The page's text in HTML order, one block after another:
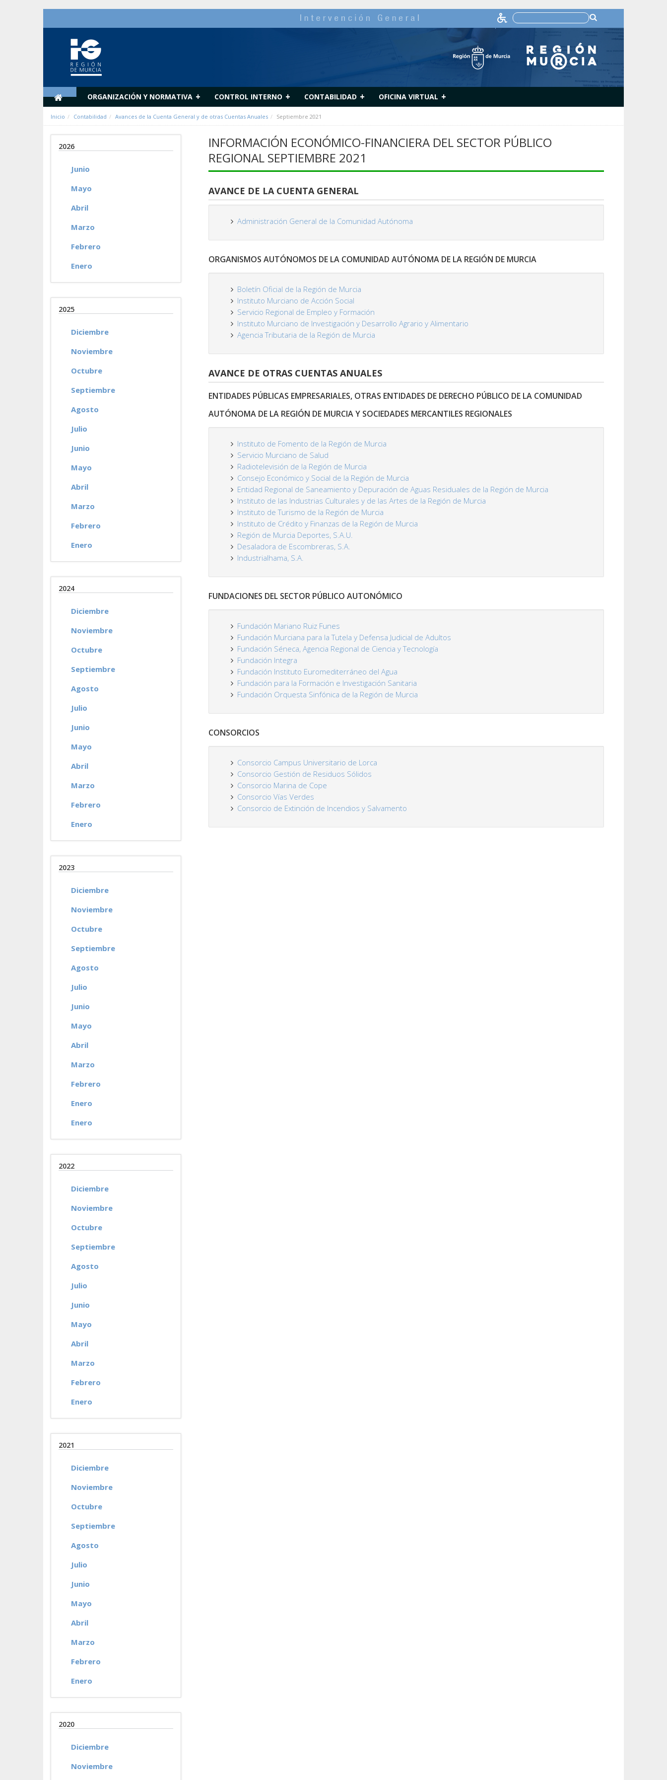
ORGANIZACIÓN Y NORMATIVA + CONTROL INTERNO + CONTABILIDAD + OFICINA VIRTUAL +
Inicio Contabilidad Avances de la Cuenta General y de otras Cuentas Anuales Septiembre 2021
2026
Junio
Mayo
Abril
Marzo
Febrero
Enero
2025
Diciembre
Noviembre
Octubre
Septiembre
Agosto
Julio
Junio
Mayo
Abril
Marzo
Febrero
Enero
2024
Diciembre
Noviembre
Octubre
Septiembre
Agosto
Julio
Junio
Mayo
Abril
Marzo
Febrero
Enero
2023
Diciembre
Noviembre
Octubre
Septiembre
Agosto
Julio
Junio
Mayo
Abril
Marzo
Febrero
Enero
Enero
2022
Diciembre
Noviembre
Octubre
Septiembre
Agosto
Julio
Junio
Mayo
Abril
Marzo
Febrero
Enero
2021
Diciembre
Noviembre
Octubre
Septiembre
Agosto
Julio
Junio
Mayo
Abril
Marzo
Febrero
Enero
2020
Diciembre
Noviembre
INFORMACIÓN ECONÓMICO-FINANCIERA DEL SECTOR PÚBLICO
REGIONAL SEPTIEMBRE 2021
AVANCE DE LA CUENTA GENERAL
Administración General de la Comunidad Autónoma
ORGANISMOS AUTÓNOMOS DE LA COMUNIDAD AUTÓNOMA DE LA REGIÓN DE MURCIA
Boletín Oficial de la Región de Murcia
Instituto Murciano de Acción Social
Servicio Regional de Empleo y Formación
Instituto Murciano de Investigación y Desarrollo Agrario y Alimentario
Agencia Tributaria de la Región de Murcia
AVANCE DE OTRAS CUENTAS ANUALES
ENTIDADES PÚBLICAS EMPRESARIALES, OTRAS ENTIDADES DE DERECHO PÚBLICO DE LA COMUNIDAD
AUTÓNOMA DE LA REGIÓN DE MURCIA Y SOCIEDADES MERCANTILES REGIONALES
Instituto de Fomento de la Región de Murcia
Servicio Murciano de Salud
Radiotelevisión de la Región de Murcia
Consejo Económico y Social de la Región de Murcia
Entidad Regional de Saneamiento y Depuración de Aguas Residuales de la Región de Murcia
Instituto de las Industrias Culturales y de las Artes de la Región de Murcia
Instituto de Turismo de la Región de Murcia
Instituto de Crédito y Finanzas de la Región de Murcia
Región de Murcia Deportes, S.A.U.
Desaladora de Escombreras, S.A.
Industrialhama, S.A.
FUNDACIONES DEL SECTOR PÚBLICO AUTONÓMICO
Fundación Mariano Ruiz Funes
Fundación Murciana para la Tutela y Defensa Judicial de Adultos
Fundación Séneca, Agencia Regional de Ciencia y Tecnología
Fundación Integra
Fundación Instituto Euromediterráneo del Agua
Fundación para la Formación e Investigación Sanitaria
Fundación Orquesta Sinfónica de la Región de Murcia
CONSORCIOS
Consorcio Campus Universitario de Lorca
Consorcio Gestión de Residuos Sólidos
Consorcio Marina de Cope
Consorcio Vías Verdes
Consorcio de Extinción de Incendios y Salvamento